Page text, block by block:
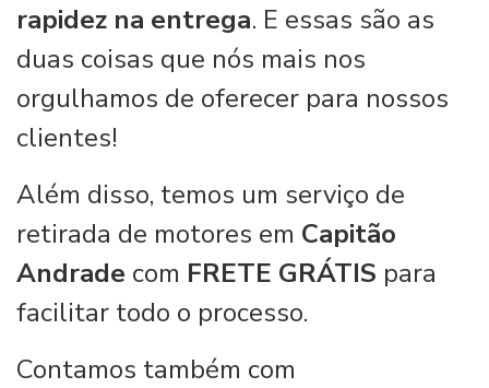
rapidez na entrega. E essas são as
duas coisas que nós mais nos
orgulhamos de oferecer para nossos
clientes!
Além disso, temos um serviço de
retirada de motores em Capitão
Andrade com FRETE GRÁTIS para
facilitar todo o processo.
Contamos também com